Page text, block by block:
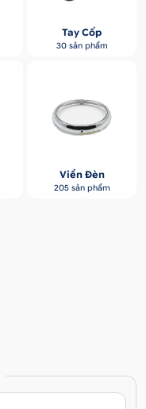
Tay Cốp
30 sản phẩm
Viền Đèn
205 sản phẩm